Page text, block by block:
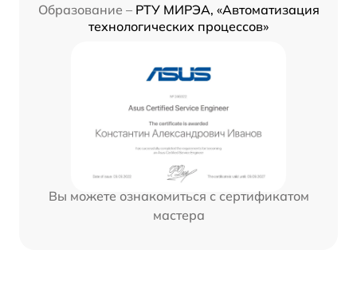
Образование – РТУ МИРЭА, «Автоматизация
технологических процессов»
Вы можете ознакомиться с сертификатом
мастера